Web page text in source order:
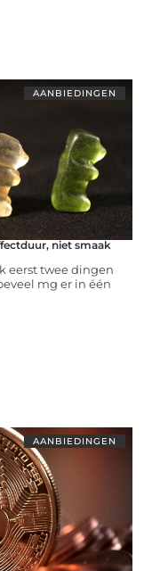
AANBIEDINGEN
niet smaak
eerst twee dingen
mg er in één
AANBIEDINGEN